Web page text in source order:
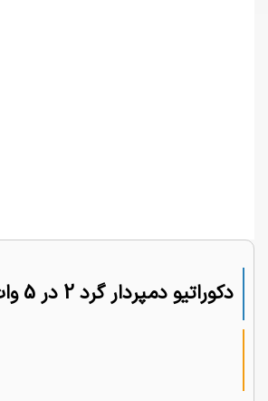
دکوراتیو دمپردار گرد 2 در 5 وات 5SRs ZFR